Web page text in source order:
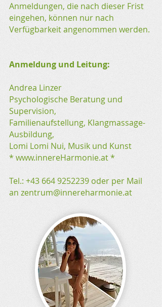
Anmeldungen, die nach dieser Frist
eingehen, können nur nach
Verfügbarkeit angenommen werden.
Anmeldung und Leitung:
Andrea Linzer
Psychologische Beratung und
Supervision,
Familienaufstellung, Klangmassage-
Ausbildung,
Lomi Lomi Nui, Musik und Kunst
* www.innereHarmonie.at*
Tel.: +43 664 9252239 oder per Mail
an zentrum@innereharmonie.at